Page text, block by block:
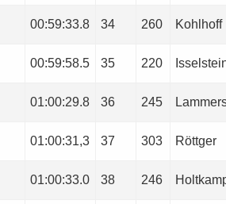
00:59:33.8 34 260 Kohlhoff
00:59:58.5 35 220
01:00:29.8 36 245
01:00:31,3 37 303 Röttger
01:00:33.0 38 246